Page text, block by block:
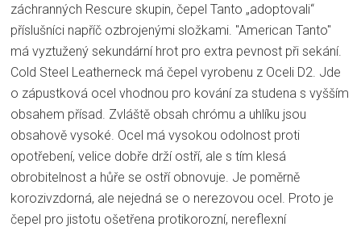
záchranných Rescure skupin, čepel Tanto „adoptovali“
příslušníci napříč ozbrojenými složkami. "American Tanto"
má vyztužený sekundární hrot pro extra pevnost při sekání.
Cold Steel Leatherneck má čepel vyrobenu z Oceli D2. Jde
o zápustková ocel vhodnou pro kování za studena s vyšším
obsahem přísad. Zvláště obsah chrómu a uhlíku jsou
obsahově vysoké. Ocel má vysokou odolnost proti
opotřebení, velice dobře drží ostří, ale s tím klesá
obrobitelnost a hůře se ostří obnovuje. Je poměrně
korozivzdorná, ale nejedná se o nerezovou ocel. Proto je
čepel pro jistotu ošetřena protikorozní, nereflexní